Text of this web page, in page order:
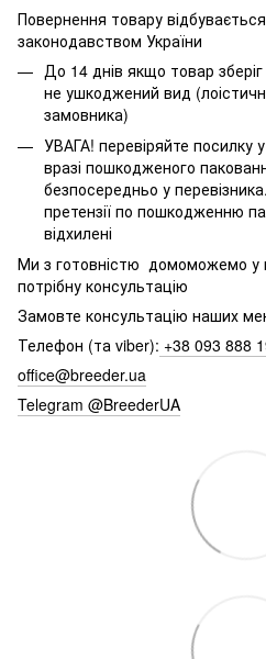
Повернення товару відбувається
законодавством України
До 14 днів якщо товар зберіг
не ушкоджений вид
замовника)
УВАГА! перевіряйте посилку у
вразі пошкодженого
безпосередньо у
претензії по пошкодженню
відхилені
Ми з готовністю домоможемо у
потрібну консультацію
Замовте консультацію наших
Телефон (та viber): +38 093 888
office@breeder.ua
Telegram @BreederUA